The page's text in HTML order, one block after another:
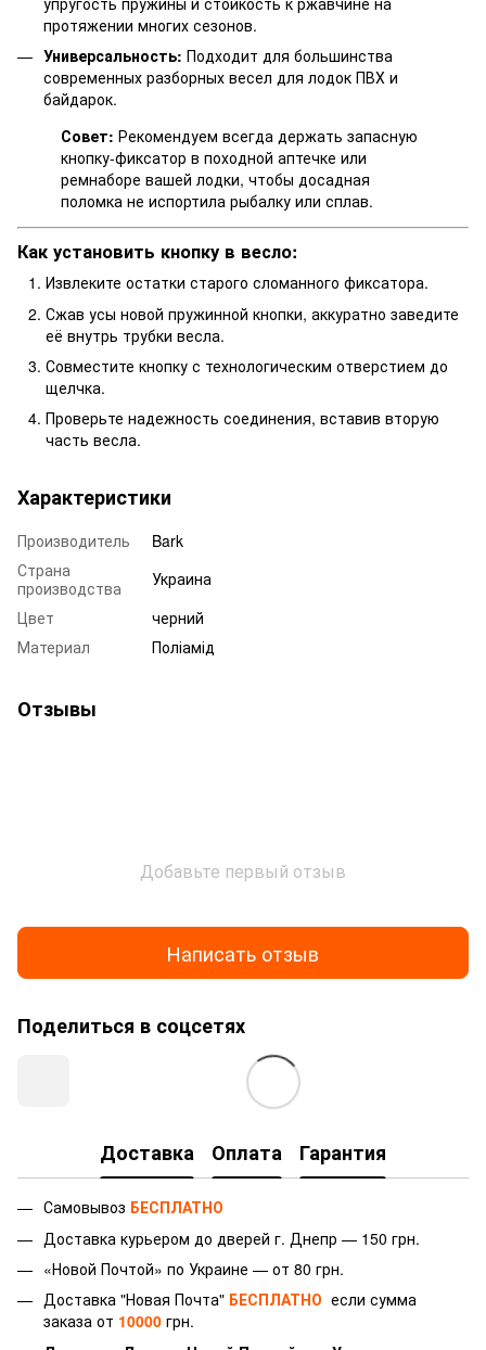
протяжении многих сезонов.
Универсальность: Подходит для большинства
современных разборных весел для лодок ПВХ и
байдарок.
Совет: Рекомендуем всегда держать запасную
кнопку-фиксатор в походной аптечке или
ремнаборе вашей лодки, чтобы досадная
поломка не испортила рыбалку или сплав.
Как установить кнопку в весло:
Извлеките остатки старого сломанного фиксатора.
Сжав усы новой пружинной кнопки, аккуратно заведите
её внутрь трубки весла.
Совместите кнопку с технологическим отверстием до
щелчка.
Проверьте надежность соединения, вставив вторую
часть весла.
Характеристики
Производитель
Bark
Страна
производства
Украина
Цвет
черний
Материал
Поліамід
Отзывы
Добавьте первый отзыв
Написать отзыв
Поделиться в соцсетях
Доставка Оплата Гарантия
Самовывоз БЕСПЛАТНО
Доставка курьером до дверей г. Днепр — 150 грн.
«Новой Почтой» по Украине — от 80 грн.
Доставка "Новая Почта" БЕСПЛАТНО если сумма
заказа от 10000 грн.